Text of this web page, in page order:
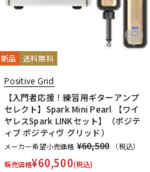
新品 送料無料
Positive Grid
【入門者応援！練習用ギターアンプ
セレクト】Spark Mini Pearl 【ワイ
ヤレスSpark LINKセット】（ポジテ
ィブ ポジティヴ グリッド）
メーカー希望小売価格 ¥60,500
（税込）
販売価格¥60,500(税込)